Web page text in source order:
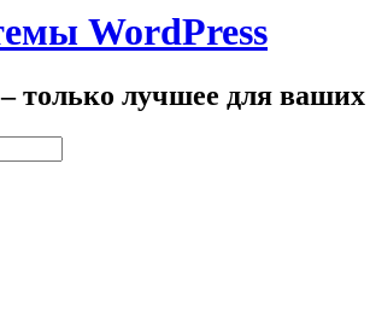
WordPress
только лучшее для ваших